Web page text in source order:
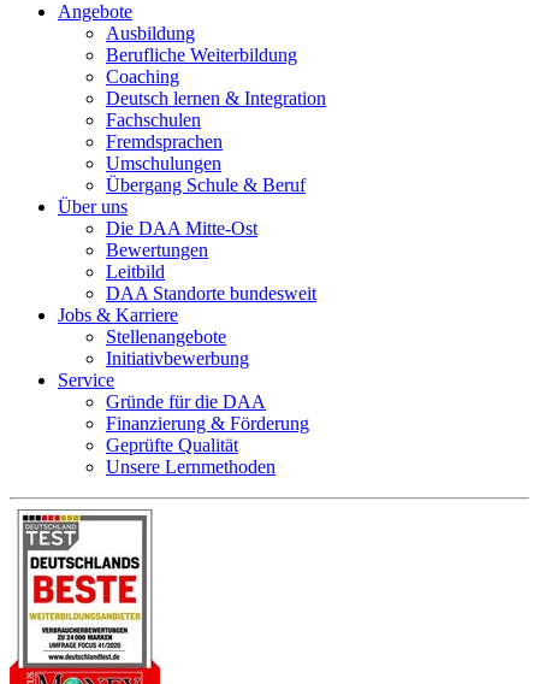
Angebote
Ausbildung
Berufliche Weiterbildung
Coaching
Deutsch lernen & Integration
Fachschulen
Fremdsprachen
Umschulungen
Übergang Schule & Beruf
Über uns
Die DAA Mitte-Ost
Bewertungen
Leitbild
DAA Standorte bundesweit
Jobs & Karriere
Stellenangebote
Initiativbewerbung
Service
Gründe für die DAA
Finanzierung & Förderung
Geprüfte Qualität
Unsere Lernmethoden